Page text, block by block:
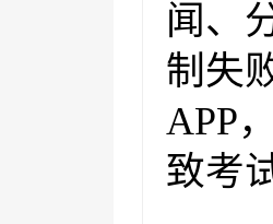
闻、
制失
APP
致考